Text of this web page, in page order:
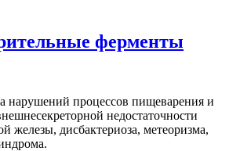
ферменты
нарушений процессов пищеварения и
недостаточности
железы, дисбактериоза, метеоризма,